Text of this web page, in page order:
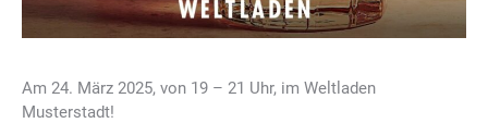
Am 24. März 2025, von 19 – 21 Uhr, im Weltladen
Musterstadt!